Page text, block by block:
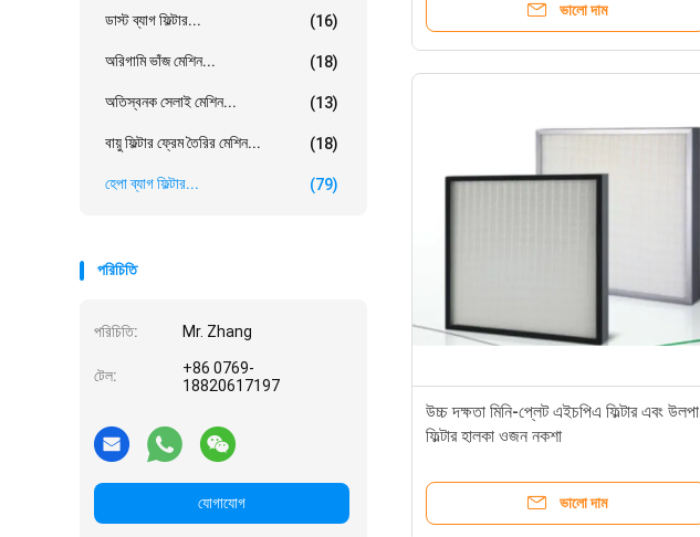
ডাস্ট ব্যাগ ফিল্টার... (16)
অরিগামি ভাঁজ মেশিন... (18)
অতিস্বনক সেলাই মেশিন... (13)
বায়ু ফিল্টার ফ্রেম তৈরির মেশিন... (18)
হেপা ব্যাগ ফিল্টার... (79)
পরিচিতি
পরিচিতি: Mr. Zhang
টেল:
+86 0769-
18820617197
যোগাযোগ
ভালো দাম
উচ্চ দক্ষতা মিনি-প্লেট এইচপিএ ফিল্টার এবং উলপা
ফিল্টার হালকা ওজন নকশা
ভালো দাম